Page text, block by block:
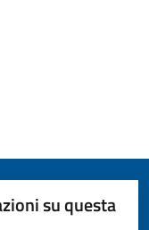
su questa